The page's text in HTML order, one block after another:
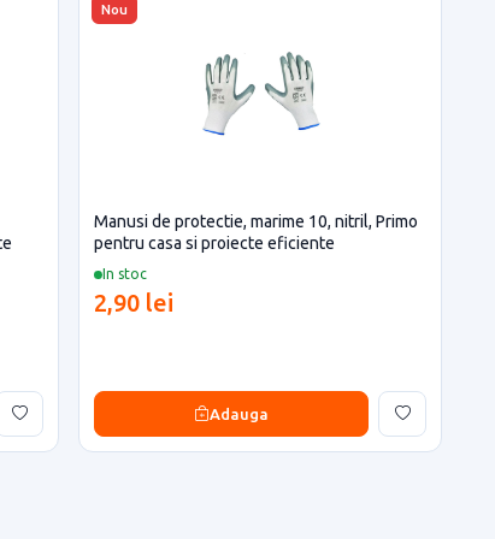
Nou
In stoc
Manusi de protectie, marime 10, nitril, Primo
pentru casa si proiecte eficiente
2,90 lei
Adauga